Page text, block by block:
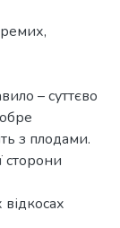
– суттєво
з плодами.
сторони